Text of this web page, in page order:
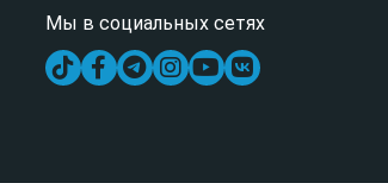
Мы в социальных сетях